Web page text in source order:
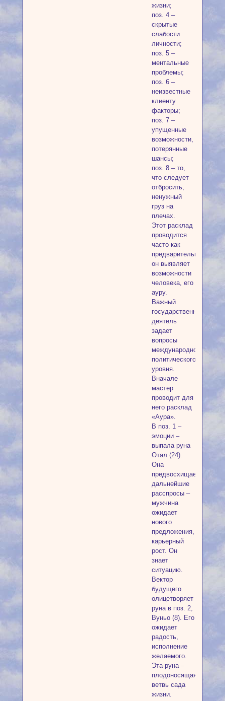
жизни;
поз. 4 –
скрытые
слабости
личности;
поз. 5 –
ментальные
проблемы;
поз. 6 –
неизвестные
клиенту
факторы;
поз. 7 –
упущенные
возможности,
потерянные
шансы;
поз. 8 – то,
что следует
отбросить,
ненужный
груз на
плечах.
Этот расклад
проводится
часто как
предварительный,
он выявляет
возможности
человека, его
ауру.
Важный
государственный
деятель
задает
вопросы
международного
политического
уровня.
Вначале
мастер
проводит для
него расклад
«Аура».
В поз. 1 –
эмоции –
выпала руна
Отал (24).
Она
предвосхищает
дальнейшие
расспросы –
мужчина
ожидает
нового
предложения,
карьерный
рост. Он
знает
ситуацию.
Вектор
будущего
олицетворяет
руна в поз. 2,
Вуньо (8). Его
ожидает
радость,
исполнение
желаемого.
Эта руна –
плодоносящая
ветвь сада
жизни.